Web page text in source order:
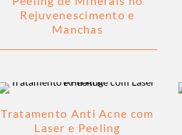
Rejuvenescimento e
Manchas
Tratamento Anti Acne com
Laser e Peeling